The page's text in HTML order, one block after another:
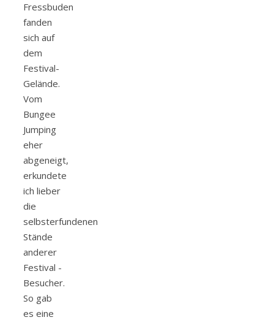
Fressbuden
fanden
sich auf
dem
Festival-
Gelände.
Vom
Bungee
Jumping
eher
abgeneigt,
erkundete
ich lieber
die
selbsterfundenen
Stände
anderer
Festival -
Besucher.
So gab
es eine